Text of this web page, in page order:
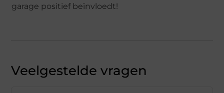
garage positief beïnvloedt!
Veelgestelde vragen